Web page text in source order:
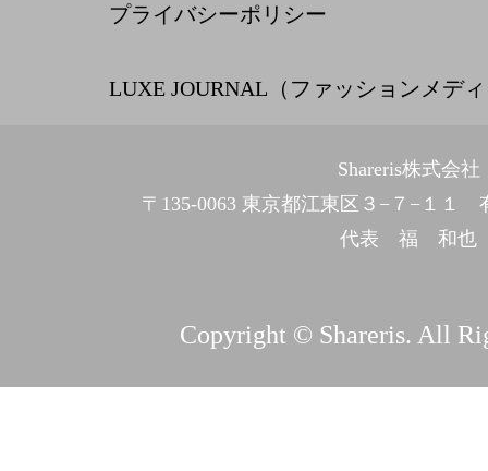
プライバシーポリシー
LUXE JOURNAL（ファッションメデ
Shareris株式会社
〒135-0063 東京都江東区３−７−１１
代表 福 和也
Copyright © Shareris. All